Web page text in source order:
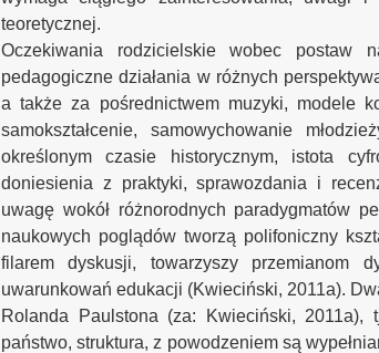
teoretycznej.
Oczekiwania rodzicielskie wobec postaw
pedagogiczne działania w różnych
a także za pośrednictwem muzyki, modele
samokształcenie, samowychowanie
określonym czasie historycznym, istota
doniesienia z praktyki, sprawozdania i
uwagę wokół różnorodnych paradygmatów
naukowych poglądów tworzą polifoniczny
filarem dyskusji, towarzyszy przemianom
uwarunkowań edukacji (Kwieciński, 2011a).
Rolanda Paulstona (za: Kwieciński,
państwo, struktura, z powodzeniem są